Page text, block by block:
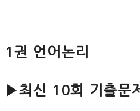
1권 언어논리
▶최신 10회 기출문